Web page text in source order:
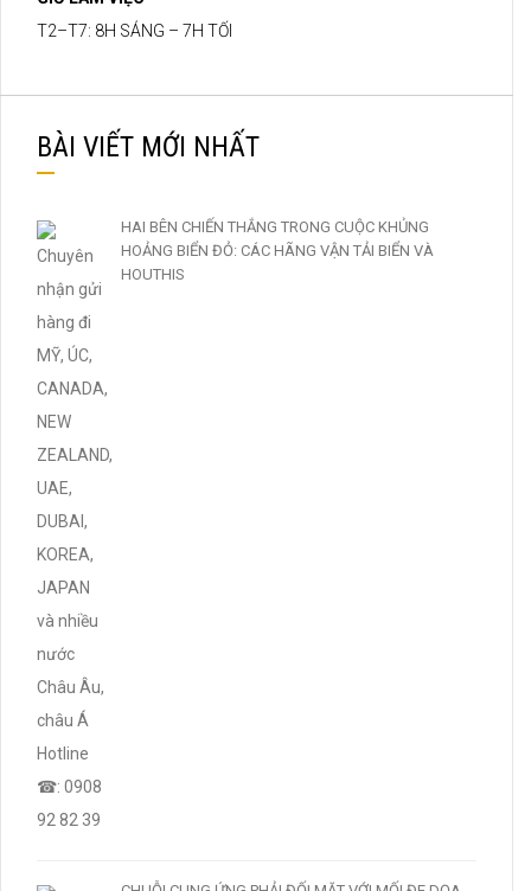
T2–T7: 8H SÁNG – 7H TỐI
BÀI VIẾT MỚI NHẤT
HAI BÊN CHIẾN THẮNG TRONG CUỘC KHỦNG
HOẢNG BIỂN ĐỎ: CÁC HÃNG VẬN TẢI BIỂN VÀ
HOUTHIS